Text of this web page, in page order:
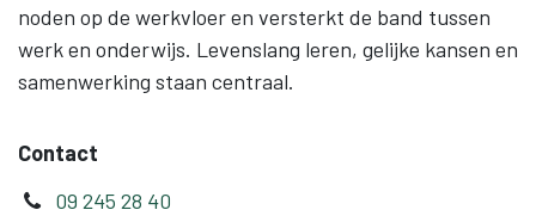
noden op de werkvloer en versterkt de band tussen
werk en onderwijs. Levenslang leren, gelijke kansen en
samenwerking staan centraal.
Contact
09 245 28 40